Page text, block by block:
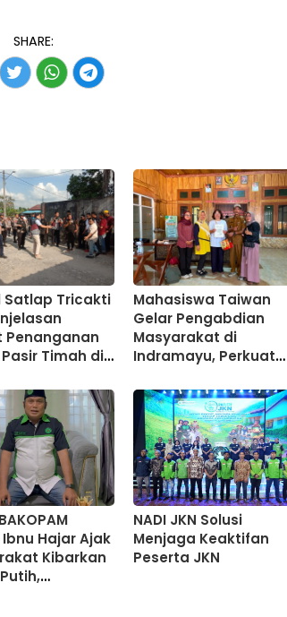
SHARE:
Satlap Tricakti
Penanganan
Pasir Timah di
Mahasiswa Taiwan
Gelar Pengabdian
Masyarakat di
Indramayu, Perkuat
dan Pendidikan
Hajar Ajak
Kibarkan
NADI JKN Solusi
Menjaga Keaktifan
Peserta JKN